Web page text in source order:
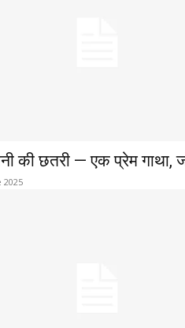
की छतरी — एक प्रेम गाथा,
2025